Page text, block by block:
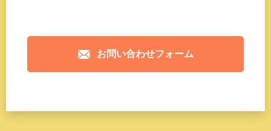
お問い合わせフォーム